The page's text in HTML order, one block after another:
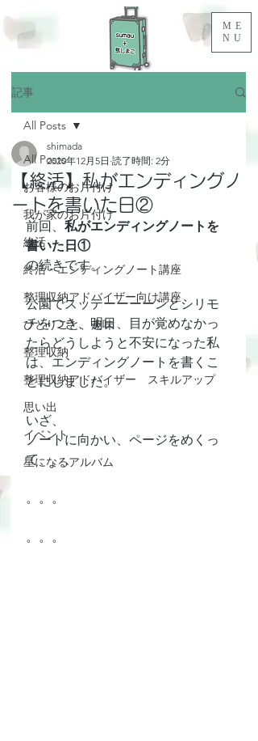
ME
NU
記事
All Posts
お客様のお片付け
我が家のお片付け
終活
終活・エンディングノート講座
整理収納アドバイザー向け講座
ひとりごと、趣味
整理収納
整理収納アドバイザー スキルアップ
思い出
イベント
星になるアルバム
All Posts
【終活】私がエンディングノ
ートを書いた日②
shimada
2020年12月5日 読了時間: 2分
前回、 私がエンディングノートを
書いた日①
の続きです。
公園でスッテーーーーンとシリモ
チをつき、明日、目が覚めなかっ
たらどうしようと不安になった私
は、エンディングノートを書くこ
とにしました。
いざ、
ノートに向かい、ページをめくっ
て、、、
。。。
。。。